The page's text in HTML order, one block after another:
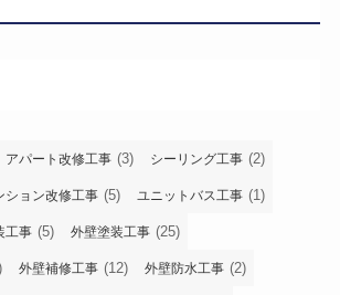
アパート改修工事 (3) シーリング工事 (2)
ション改修工事 (5) ユニットバス工事 (1)
工事 (5) 外壁塗装工事 (25)
外壁補修工事 (12) 外壁防水工事 (2)